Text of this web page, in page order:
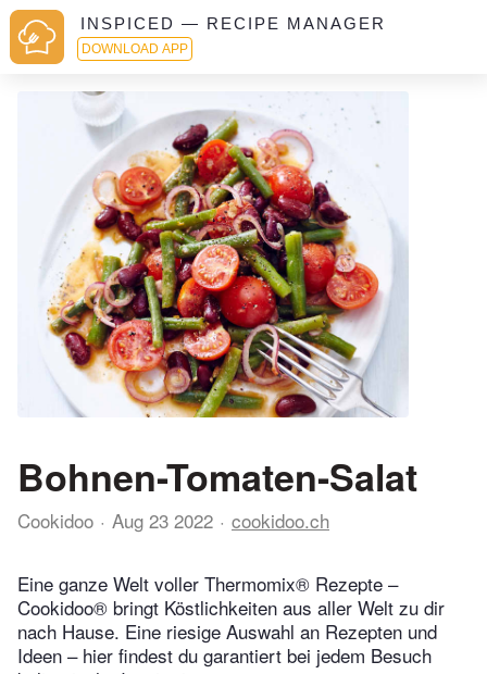
INSPICED — RECIPE MANAGER
DOWNLOAD APP
Bohnen-Tomaten-Salat
Cookidoo Aug 23 2022 cookidoo.ch
Eine ganze Welt voller Thermomix® Rezepte –
Cookidoo® bringt Köstlichkeiten aus aller Welt zu dir
nach Hause. Eine riesige Auswahl an Rezepten und
Ideen – hier findest du garantiert bei jedem Besuch